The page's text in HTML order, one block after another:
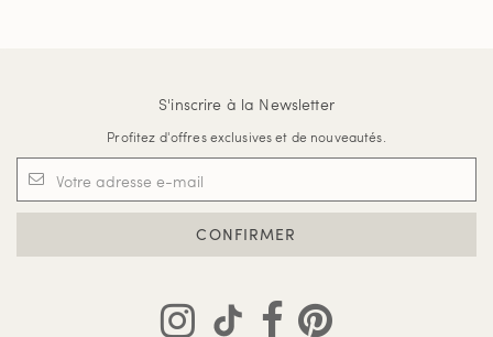
S'inscrire à la Newsletter
Profitez d'offres exclusives et de nouveautés.
CONFIRMER